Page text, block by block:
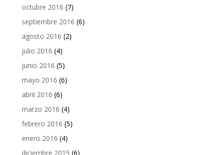
octubre 2016 (7)
septiembre 2016 (6)
agosto 2016 (2)
julio 2016 (4)
junio 2016 (5)
mayo 2016 (6)
abril 2016 (6)
marzo 2016 (4)
febrero 2016 (5)
enero 2016 (4)
diciembre 2015 (6)